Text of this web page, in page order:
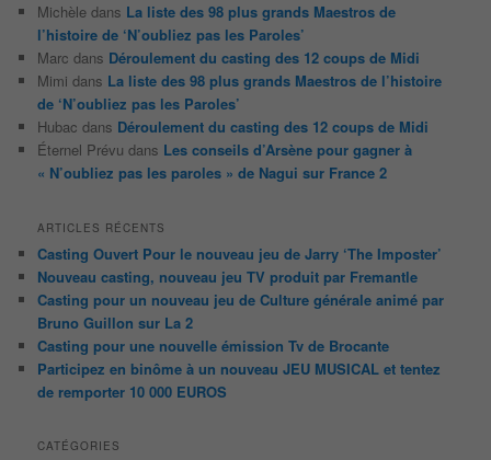
Michèle dans La liste des 98 plus grands Maestros de
l’histoire de ‘N’oubliez pas les Paroles’
Marc dans Déroulement du casting des 12 coups de Midi
Mimi dans La liste des 98 plus grands Maestros de l’histoire
de ‘N’oubliez pas les Paroles’
Hubac dans Déroulement du casting des 12 coups de Midi
Éternel Prévu dans Les conseils d’Arsène pour gagner à
« N’oubliez pas les paroles » de Nagui sur France 2
ARTICLES RÉCENTS
Casting Ouvert Pour le nouveau jeu de Jarry ‘The Imposter’
Nouveau casting, nouveau jeu TV produit par Fremantle
Casting pour un nouveau jeu de Culture générale animé par
Bruno Guillon sur La 2
Casting pour une nouvelle émission Tv de Brocante
Participez en binôme à un nouveau JEU MUSICAL et tentez
de remporter 10 000 EUROS
CATÉGORIES